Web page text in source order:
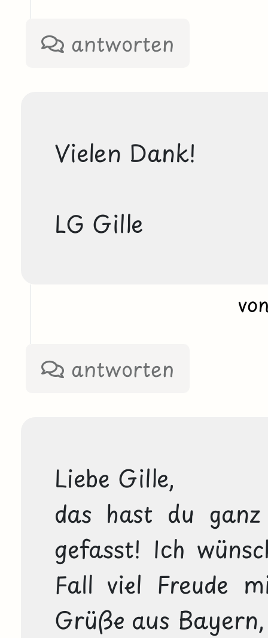
antworten
Vielen Dank!
LG Gille
antworten
Liebe Gille,
das hast du
gefasst! Ich
Fall viel Freude
Grüße aus